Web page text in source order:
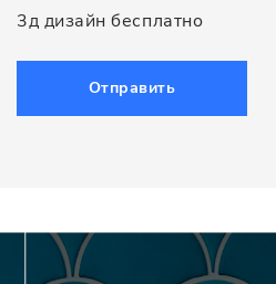
3д дизайн бесплатно
Отправить